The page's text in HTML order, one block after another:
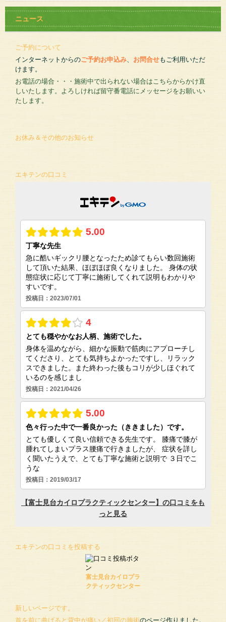
ニュース
ご予約について
インターネットからのご予約お申込み、 お問合せもご利用いただ
けます。
お電話の場合・・・施術中で出られない場合はこちらからかけ直
しいたします。よろしければ留守番電話にメッセージをお願いい
たします。
お休み＆その他のお知らせ
エキテンの口コミ
エキテンの口コミを投稿する
富士見台カイロプラ
クティックセンター
新しいページです。
首を前に曲げると背中が痛い／初回の施術のページ作りました。